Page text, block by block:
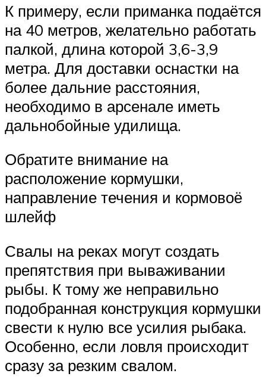
К примеру, если приманка подаётся
на 40 метров, желательно работать
палкой, длина которой 3,6-3,9
метра. Для доставки оснастки на
более дальние расстояния,
необходимо в арсенале иметь
дальнобойные удилища.
Обратите внимание на
расположение кормушки,
направление течения и кормовоё
шлейф
Свалы на реках могут создать
препятствия при вываживании
рыбы. К тому же неправильно
подобранная конструкция кормушки
свести к нулю все усилия рыбака.
Особенно, если ловля происходит
сразу за резким свалом.